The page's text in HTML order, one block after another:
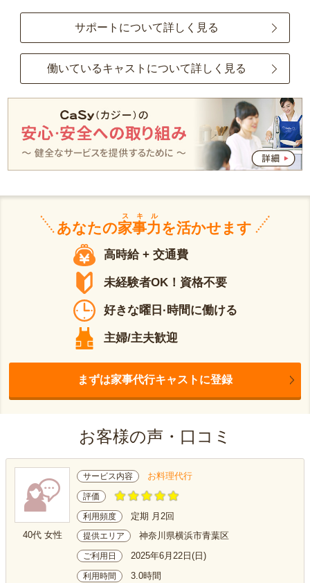
サポートについて詳しく見る
働いているキャストについて詳しく見る
あなたの家事力
スキル
を活かせます
高時給 + 交通費
未経験者OK！資格不要
好きな曜日·時間に働ける
主婦/主夫歓迎
まずは家事代行キャストに登録
お客様の声・口コミ
40代 女性
サービス内容 お料理代行
評価
利用頻度 定期 月2回
提供エリア 神奈川県横浜市青葉区
ご利用日 2025年6月22日(日)
利用時間 3.0時間